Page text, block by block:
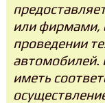
или фирмами,
проведении
автомобилей.
иметь